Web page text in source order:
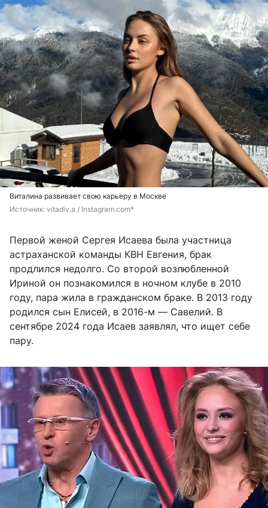
Виталина развивает свою карьеру в Москве
Источник: vitadiv.a / Instagram.com*
Первой женой Сергея Исаева была участница
астраханской команды КВН Евгения, брак
продлился недолго. Со второй возлюбленной
Ириной он познакомился в ночном клубе в 2010
году, пара жила в гражданском браке. В 2013 году
родился сын Елисей, в 2016-м — Савелий. В
сентябре 2024 года Исаев заявлял, что ищет себе
пару.